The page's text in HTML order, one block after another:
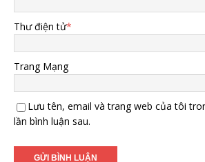
Thư điện tử*
Trang Mạng
Lưu tên, email và trang web của tôi
lần bình luận sau.